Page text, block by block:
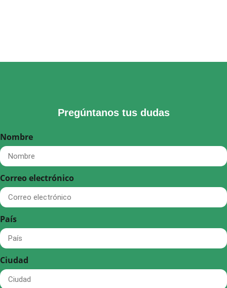
Pregúntanos tus dudas
Nombre
Correo electrónico
País
Ciudad